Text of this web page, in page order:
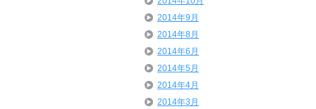
2014年9月
2014年8月
2014年6月
2014年5月
2014年4月
2014年3月